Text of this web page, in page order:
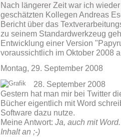
Nach längerer Zeit war ich
geschätzten Kollegen Andreas
Bericht über das
zu seinem Standardwerkzeug
Entwicklung einer Version
voraussichtlich im Oktober 2008
Montag, 29. September 2008
28. September 2008
Gestern hat man mir bei Twitter
Bücher eigentlich mit Word
Software dazu nutze.
Meine Antwort: Ja, auch mit
Inhalt an ;-)